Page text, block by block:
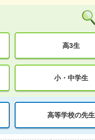
高3生
小・中学生
高等学校の先生